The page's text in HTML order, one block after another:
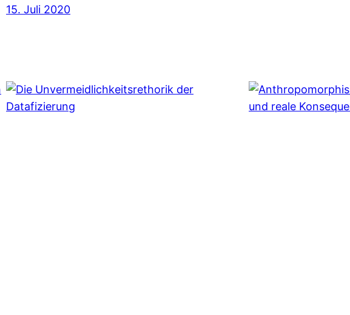
15. Juli 2020